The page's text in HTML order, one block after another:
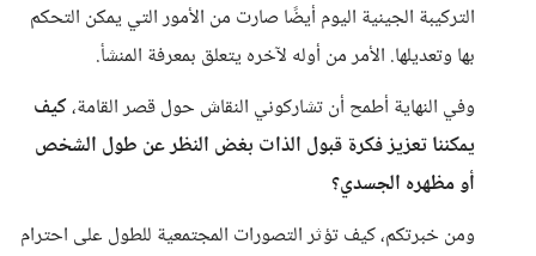
التركيبة الجينية اليوم أيضًا صارت من الأمور التي يمكن التحكم
بها وتعديلها. الأمر من أوله لآخره يتعلق بمعرفة المنشأ.
وفي النهاية أطمح أن تشاركوني النقاش حول قصر القامة،كيف
يمكننا تعزيز فكرة قبول الذات بغض النظر عن طول الشخص
أو مظهره الجسدي؟
ومن خبرتكم، كيف تؤثر التصورات المجتمعية للطول على احترام